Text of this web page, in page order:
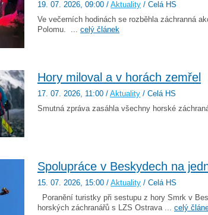
19. 07. 2026, 09:00 / Aktuality / Celá HS
Ve večerních hodinách se rozběhla záchranná
Polomu. ... celý článek
Hory miloval a v horách zemřel
17. 07. 2026, 11:00 / Aktuality / Celá HS
Smutná zpráva zasáhla všechny horské
Spolupráce v Beskydech na
15. 07. 2026, 15:00 / Aktuality / Celá HS
Poranění turistky při sestupu z hory Smrk v
horských záchranářů s LZS Ostrava ... celý